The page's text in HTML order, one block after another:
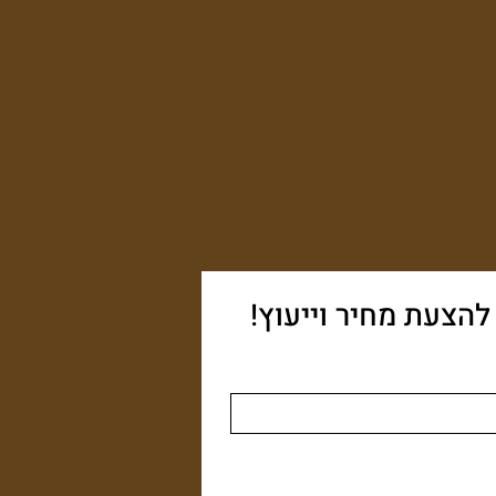
מחיר וייעוץ!